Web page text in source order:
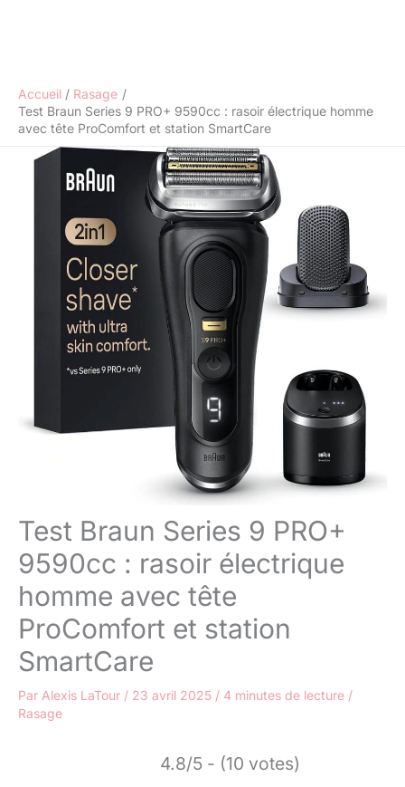
Accueil
Rasage
Test Braun Series 9 PRO+ 9590cc : rasoir électrique homme
avec tête ProComfort et station SmartCare
Test Braun Series 9 PRO+
9590cc : rasoir électrique
homme avec tête
ProComfort et station
SmartCare
Par Alexis LaTour / 23 avril 2025 / 4 minutes de lecture /
Rasage
4.8/5 - (10 votes)